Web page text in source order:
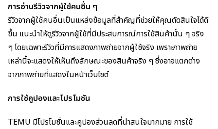
การอ่านรีวิวจากผู้ใช้คนอื่น ๆ
รีวิวจากผู้ใช้คนอื่นเป็นแหล่งข้อมูลที่สำคัญที่ช่วยให้คุณตัดสินใจได้ดี
ขึ้น แนะนำให้ดูรีวิวจากผู้ใช้ที่มีประสบการณ์การใช้สินค้านั้น ๆ จริง
ๆ โดยเฉพาะรีวิวที่มีการแสดงภาพถ่ายจากผู้ใช้จริง เพราะภาพถ่าย
เหล่านี้จะแสดงให้เห็นถึงลักษณะของสินค้าจริง ๆ ซึ่งอาจแตกต่าง
จากภาพถ่ายที่แสดงในหน้าเว็บไซต์
การใช้คูปองและโปรโมชัน
TEMU มีโปรโมชั่นและคูปองส่วนลดที่น่าสนใจมากมาย การใช้